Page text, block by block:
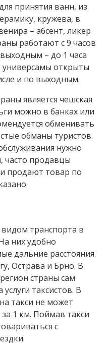
принятия ванн, из
кружева, в
– абсент, ликер
работают с 9 часов
– до 1 часа
открыты
и по выходным.
является чешская
можно в банках или
обменивать
обманы туристов.
нужно
часто продавцы
продают товар по
транспорта в
них удобно
дальние расстояния.
Острава и Брно. В
страны сам
таксистов. В
такси не может
1 км. Поймав такси
с